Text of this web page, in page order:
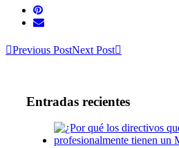
Previous PostNext Post
Entradas recientes